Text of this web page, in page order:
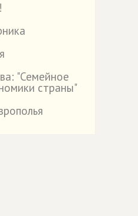
"Семейное
страны"